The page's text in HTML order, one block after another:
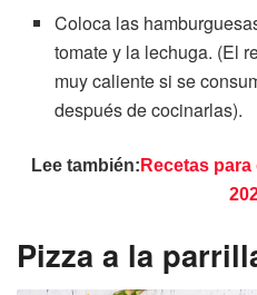
Coloca las
tomate y la lechuga. (El
muy caliente si se
después de cocinarlas).
Lee también: Recetas
Pizza a la